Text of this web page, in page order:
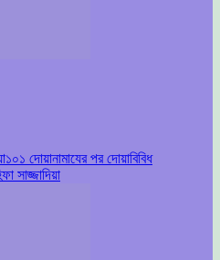
১০১ দোয়ানামাযের পর দোয়াবিবিধ
সাজ্জাদিয়া